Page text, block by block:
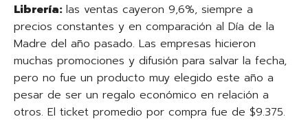
Librería: las ventas cayeron 9,6%, siempre a
precios constantes y en comparación al Día de la
Madre del año pasado. Las empresas hicieron
muchas promociones y difusión para salvar la fecha,
pero no fue un producto muy elegido este año a
pesar de ser un regalo económico en relación a
otros. El ticket promedio por compra fue de $9.375.